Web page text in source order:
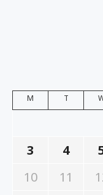
M T
3
4
10
11